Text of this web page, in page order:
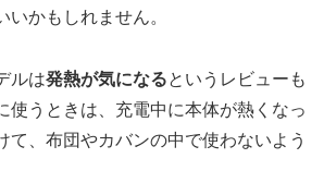
いかもしれません。
ルは発熱が気になるというレビューも
使うときは、充電中に本体が熱くなっ
て、布団やカバンの中で使わないよう